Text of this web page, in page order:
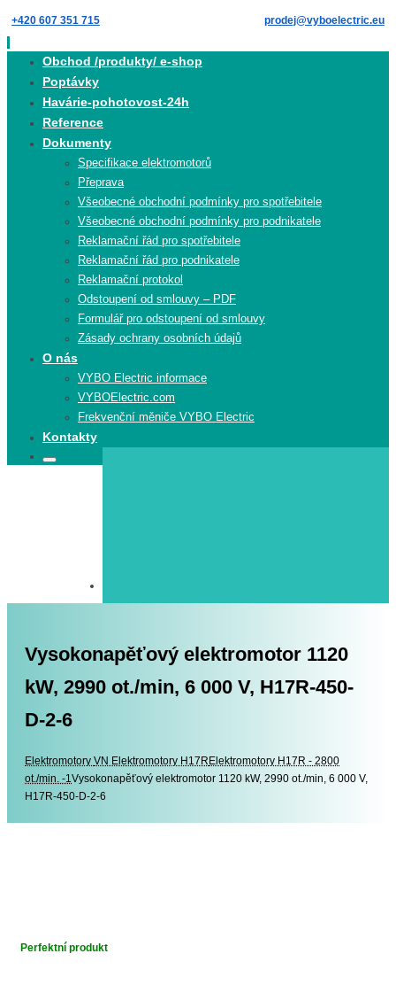
Skip
to
content
+420 607 351 715 prodej@vyboelectric.eu
Obchod /produkty/ e-shop
Poptávky
Havárie-pohotovost-24h
Reference
Dokumenty
Specifikace elektromotorů
Přeprava
Všeobecné obchodní podmínky pro spotřebitele
Všeobecné obchodní podmínky pro podnikatele
Reklamační řád pro spotřebitele
Reklamační řád pro podnikatele
Reklamační protokol
Odstoupení od smlouvy – PDF
Formulář pro odstoupení od smlouvy
Zásady ochrany osobních údajů
O nás
VYBO Electric informace
VYBOElectric.com
Frekvenční měniče VYBO Electric
Kontakty
Search
Search
Vysokonapěťový elektromotor 1120
kW, 2990 ot./min, 6 000 V, H17R-450-
D-2-6
Elektromotory Elektromotory
VN Elektromotory H17R Elektromotory H17R - 2800
ot./min. -1Vysokonapěťový elektromotor 1120 kW, 2990 ot./min, 6 000 V,
H17R-450-D-2-6
Perfektní produkt